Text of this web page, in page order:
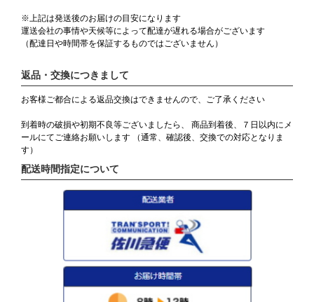
※上記は発送後のお届けの目安になります
運送会社の事情や天候等によって配達が遅れる場合がございます
（配達日や時間帯を保証するものではございません）
返品・交換につきまして
お客様ご都合による返品交換はできませんので、ご了承ください
到着時の破損や初期不良等ございましたら、 商品到着後、７日以内にメ
ールにてご連絡お願いします （通常、確認後、交換での対応となりま
す）
配送時間指定について